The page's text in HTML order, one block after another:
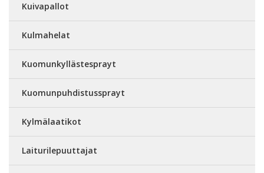
Kuivapallot
Kulmahelat
Kuomunkyllästesprayt
Kuomunpuhdistussprayt
Kylmälaatikot
Laiturilepuuttajat